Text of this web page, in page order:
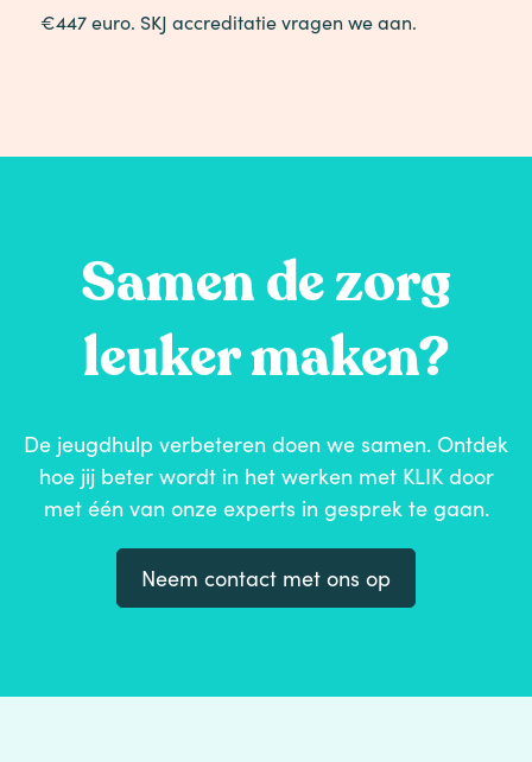
€447 euro. SKJ accreditatie vragen we aan.
Samen de zorg
leuker maken?
De jeugdhulp verbeteren doen we samen. Ontdek
hoe jij beter wordt in het werken met KLIK door
met één van onze experts in gesprek te gaan.
Neem contact met ons op